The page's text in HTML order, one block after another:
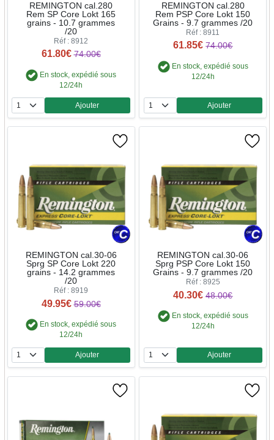
REMINGTON cal.280
Rem SP Core Lokt 165
grains - 10.7 grammes
/20
Réf : 8912
61.80€ 74.00€
En stock, expédié sous
12/24h
Quantité
Ajouter
REMINGTON cal.280
Rem PSP Core Lokt 150
Grains - 9.7 grammes /20
Réf : 8911
61.85€ 74.00€
En stock, expédié sous
12/24h
Quantité
Ajouter
REMINGTON cal.30-06
Sprg SP Core Lokt 220
grains - 14.2 grammes
/20
Réf : 8919
49.95€ 59.00€
En stock, expédié sous
12/24h
Quantité
Ajouter
REMINGTON cal.30-06
Sprg PSP Core Lokt 150
Grains - 9.7 grammes /20
Réf : 8925
40.30€ 48.00€
En stock, expédié sous
12/24h
Quantité
Ajouter